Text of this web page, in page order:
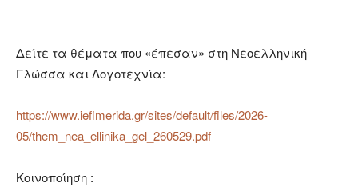
Δείτε τα θέματα που «έπεσαν» στη Νεοελληνική
Γλώσσα και Λογοτεχνία:
https://www.iefimerida.gr/sites/default/files/2026-
05/them_nea_ellinika_gel_260529.pdf
Κοινοποίηση :